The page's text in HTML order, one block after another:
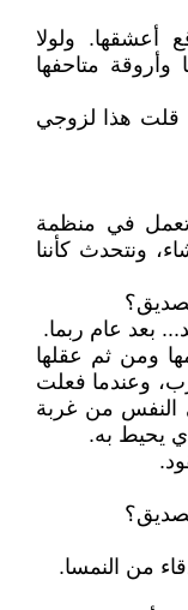
أعشقها. ولولا
متاحفها
قلت هذا لزوجي
تعمل في منظمة
ونتحدث كأننا
بعد عام ربما.
ومن ثم عقلها
وعندما فعلت
من غربة
يحيط به.
من النمسا.